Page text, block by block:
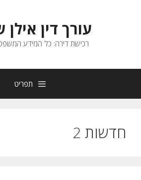
עורך דין אילן
רכישת דירה: כל המידע
תפריט
חדשות 2